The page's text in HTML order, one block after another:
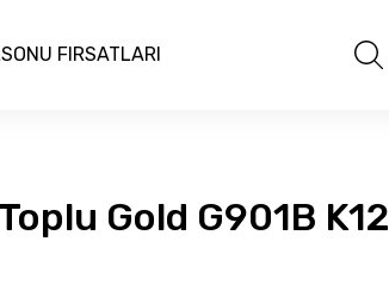
FIRSATLARI
Gold G901B K12